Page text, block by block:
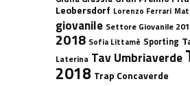
Leobersdorf Lorenzo Ferrari
giovanile Settore Giovanile
2018 Sofia Littamè Sporting
Laterina Tav Umbriaverde
2018 Trap Concaverde